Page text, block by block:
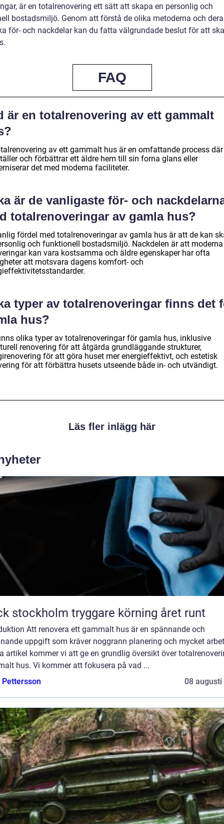
är en totalrenovering ett sätt att skapa en personlig och
bostadsmiljö. Genom att förstå de olika metoderna och
för- och nackdelar kan du fatta välgrundade beslut för att
FAQ
är en totalrenovering av ett gammalt
av ett gammalt hus är en omfattande process
och förbättrar ett äldre hem till sin forna glans eller
det med moderna faciliteter.
är de vanligaste för- och
totalrenoveringar av gamla hus?
fördel med totalrenoveringar av gamla hus är att de kan
och funktionell bostadsmiljö. Nackdelen är att moderna
kan vara kostsamma och äldre egenskaper har ofta
att motsvara dagens komfort- och
typer av totalrenoveringar finns det
hus?
olika typer av totalrenoveringar för gamla hus, inklusive
renovering för att åtgärda grundläggande strukturer,
för att göra huset mer energieffektivt, och estetisk
för att förbättra husets utseende både in- och utvändigt.
Läs fler inlägg här
Däck stockholm tryggare körning året runt
Att renovera ett gammalt hus är en spännande och
uppgift som kräver noggrann planering och mycket
artikel kommer vi att ge en grundlig översikt över
hus. Vi kommer att fokusera på vad ...
08 augusti